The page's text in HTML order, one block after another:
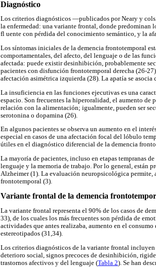
Diagnóstico
Los criterios diagnósticos —publicados por Neary y
la enfermedad: una variante frontal, donde predominan
fl uente con pérdida del conocimiento semántico, y la
Los síntomas iniciales de la demencia frontotemporal
comportamentales, del afecto, del lenguaje o de las
afectada: puede existir desinhibición, probablemente
pacientes con disfunción frontotemporal derecha (26-
afectación asimétrica izquierda (28). La apatía se
La insuficiencia en las funciones ejecutivas es una
espacio. Son frecuentes la hiperoralidad, el aumento de
relación con la alimentación; igualmente, pueden ser
serotonina o dopamina (26).
En algunos pacientes se observa un aumento en el
especial en casos de una afectación focal del lóbulo
útiles en el diagnóstico diferencial de la demencia
La mayoría de pacientes, incluso en etapas tempranas
lenguaje y la memoria de trabajo. Por lo general, están
Alzheimer (1). La evaluación neuropsicológica permite,
frontotemporal (3).
Variante frontal de la demencia
La variante frontal representa el 90% de los casos de
33), de los cuales los más frecuentes son pérdida de
actividades que antes realizaba, aumento en el
estereotipados (31,34).
Los criterios diagnósticos de la variante frontal
deterioro social, signos precoces de desinhibición,
trastornos afectivos y del lenguaje (Tabla 2). Se han